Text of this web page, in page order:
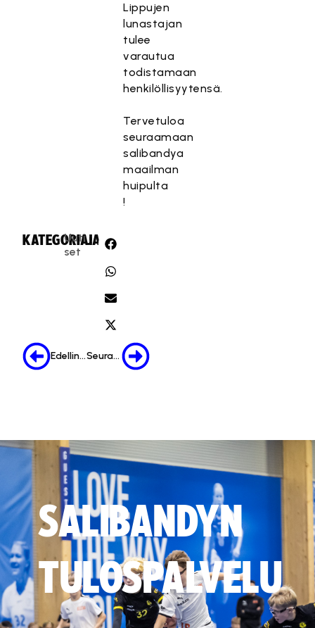
Lippujen
lunastajan
tulee
varautua
todistamaan
henkilöllisyytensä.
Tervetuloa
seuraamaan
salibandya
maailman
huipulta
!
KATEGORIA:
Uuti
set
JAA:
Edellinen Seuraava
SALIBANDYN
TULOSPALVELU